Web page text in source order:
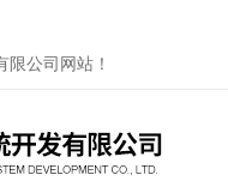
公司网站！